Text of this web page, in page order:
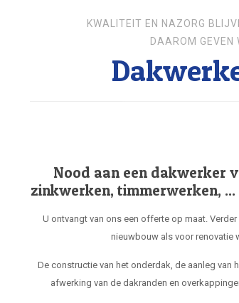
KWALITEIT EN NAZORG
DAAROM GEVEN
Nood aan een dakwerker
zinkwerken, timmerwerken,
U ontvangt van ons een offerte op maat.
nieuwbouw als voor renovatie
De constructie van het onderdak, de aanleg
afwerking van de dakranden en